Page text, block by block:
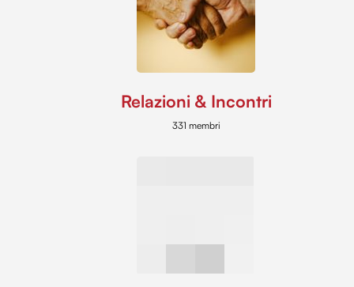
Relazioni & Incontri
331 membri